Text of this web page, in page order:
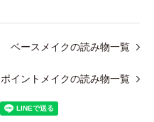
ベースメイクの読み物一覧
ポイントメイクの読み物一覧